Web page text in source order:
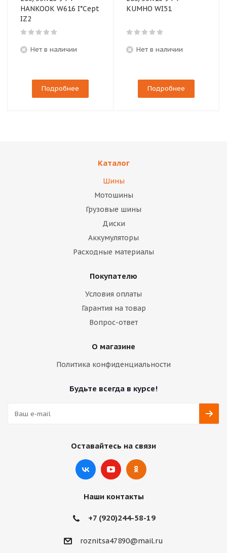
HANKOOK W616 I*Cept
IZ2
Нет в наличии
Подробнее
KUMHO WI51
Нет в наличии
Подробнее
Каталог
Шины
Мотошины
Грузовые шины
Диски
Аккумуляторы
Расходные материалы
Покупателю
Условия оплаты
Гарантия на товар
Вопрос-ответ
О магазине
Политика конфиденциальности
Будьте всегда в курсе!
Оставайтесь на связи
Наши контакты
+7 (920)244-58-19
roznitsa47890@mail.ru